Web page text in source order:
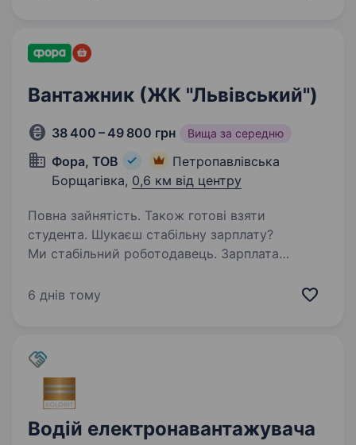
Вантажник (ЖК "Львівський")
38 400 – 49 800 грн Вища за середню
Фора, ТОВ
Петропавлівська
Борщагівка, 0,6 км від центру
Повна зайнятість. Також готові взяти
студента. Шукаєш стабільну зарплату?
Ми стабільний роботодавець. Зарплата
вантажників. Навчаємо з нуля, щоб для Гостя
6 днів тому
Водій електронавантажувача